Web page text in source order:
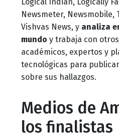
Newsmeter, Newsmobile,
Vishvas News, y analiza
mundo y trabaja con
académicos, expertos y
tecnológicas para publicar
sobre sus hallazgos.
Medios de
los finalistas